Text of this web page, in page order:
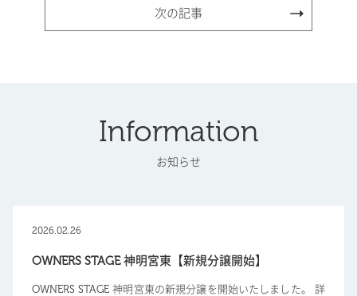
次の記事
Information
お知らせ
2026.02.26
OWNERS STAGE 神明宮東【新規分譲開始】
OWNERS STAGE 神明宮東の新規分譲を開始いたしました。 詳